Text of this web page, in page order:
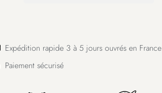
Expédition rapide 3 à 5 jours ouvrés en France
Paiement sécurisé